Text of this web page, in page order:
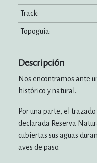
Track:
Topoguia:
Descripción
Nos encontramos ante
histórico y natural.
Por una parte, el
declarada Reserva
cubiertas sus aguas
aves de paso.